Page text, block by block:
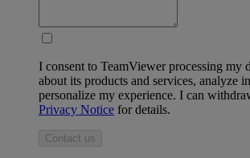
I consent to TeamViewer processing my
about its products and services, analyze
personalize my experience. I can
Privacy Notice for details.
Contact us